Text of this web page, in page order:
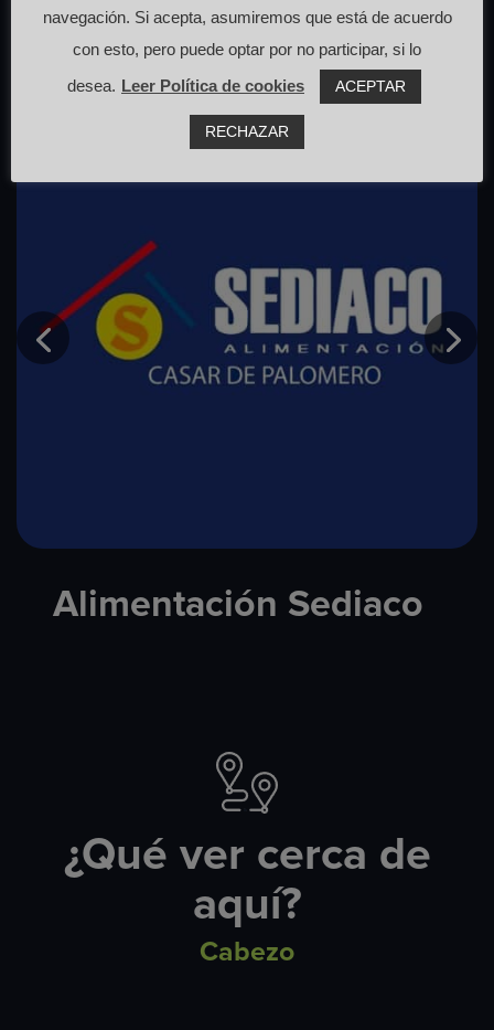
Alimentación Sediaco
¿Qué ver cerca de
aquí?
Cabezo
navegación. Si acepta, asumiremos que está de acuerdo
con esto, pero puede optar por no participar, si lo
desea. Leer Política de cookies ACEPTAR
RECHAZAR